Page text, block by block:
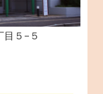
目５−５